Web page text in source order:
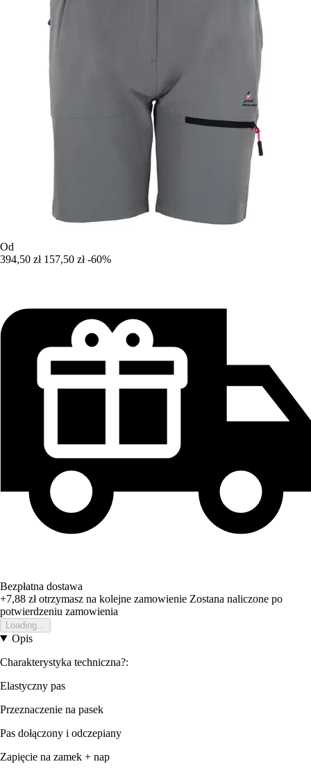
Od
394,50 zł 157,50 zł -60%
Bezpłatna dostawa
+7,88 złotrzymasz na kolejne zamowienie Zostana naliczone po
potwierdzeniu zamowienia
Loading...
Opis
Charakterystyka techniczna?:
Elastyczny pas
Przeznaczenie na pasek
Pas dołączony i odczepiany
Zapięcie na zamek + nap